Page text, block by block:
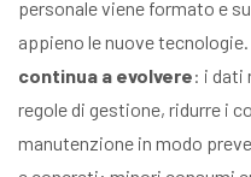
personale viene formato e
appieno le nuove
continua a evolvere: i dati
regole di gestione, ridurre i
manutenzione in modo